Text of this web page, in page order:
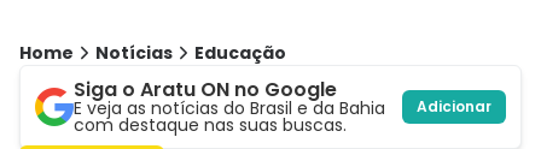
Home Notícias Educação
Siga o Aratu ON no Google
E veja as notícias do Brasil e da Bahia
com destaque nas suas buscas.
Adicionar